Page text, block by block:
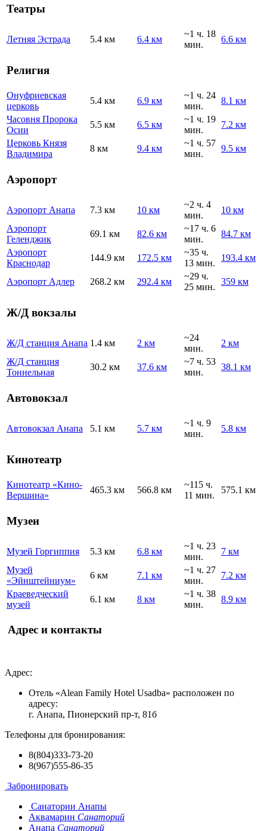
Театры
Летняя Эстрада 5.4 км 6.4 км
~1 ч. 18
мин.
6.6 км
Религия
Онуфриевская
церковь
5.4 км 6.9 км
~1 ч. 24
мин.
8.1 км
Часовня Пророка
Осии
5.5 км 6.5 км
~1 ч. 19
мин.
7.2 км
Церковь Князя
Владимира
8 км 9.4 км
~1 ч. 57
мин.
9.5 км
Аэропорт
Аэропорт Анапа 7.3 км 10 км
~2 ч. 4
мин.
10 км
Аэропорт
Геленджик
69.1 км 82.6 км
~17 ч. 6
мин.
84.7 км
Аэропорт
Краснодар
144.9 км 172.5 км
~35 ч.
13 мин.
193.4 км
Аэропорт Адлер 268.2 км 292.4 км
~29 ч.
25 мин.
359 км
Ж/Д вокзалы
Ж/Д станция Анапа 1.4 км 2 км
~24
мин.
2 км
Ж/Д станция
Тоннельная
30.2 км 37.6 км
~7 ч. 53
мин.
38.1 км
Автовокзал
Автовокзал Анапа 5.1 км 5.7 км
~1 ч. 9
мин.
5.8 км
Кинотеатр
Кинотеатр «Кино-
Вершина»
465.3 км 566.8 км
~115 ч.
11 мин.
575.1 км
Музеи
Музей Горгиппия 5.3 км 6.8 км
~1 ч. 23
мин.
7 км
Музей
«Эйнштейниум»
6 км 7.1 км
~1 ч. 27
мин.
7.2 км
Краеведческий
музей
6.1 км 8 км
~1 ч. 38
мин.
8.9 км
Адрес и контакты
Адрес:
Отель «Alean Family Hotel Usadba» расположен по
адресу:
г. Анапа, Пионерский пр-т, 81б
Телефоны для бронирования:
8(804)333-73-20
8(967)555-86-35
Забронировать
Санатории Анапы
Аквамарин Санаторий
Анапа Санаторий